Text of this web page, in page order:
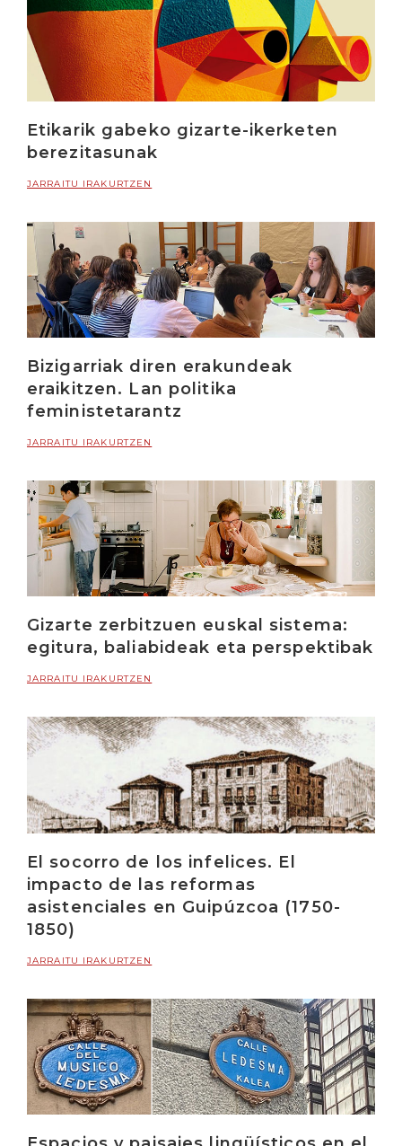
Etikarik gabeko gizarte-ikerketen
berezitasunak
JARRAITU IRAKURTZEN
Bizigarriak diren erakundeak
eraikitzen. Lan politika
feministetarantz
JARRAITU IRAKURTZEN
Gizarte zerbitzuen euskal sistema:
egitura, baliabideak eta perspektibak
JARRAITU IRAKURTZEN
El socorro de los infelices. El
impacto de las reformas
asistenciales en Guipúzcoa (1750-
1850)
JARRAITU IRAKURTZEN